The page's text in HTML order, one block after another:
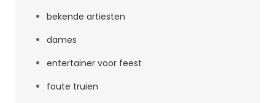
bekende artiesten
dames
entertainer voor feest
foute truien